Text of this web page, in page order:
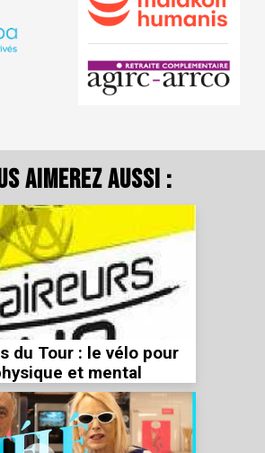
aimerez aussi :
du Tour : le vélo pour
et mental